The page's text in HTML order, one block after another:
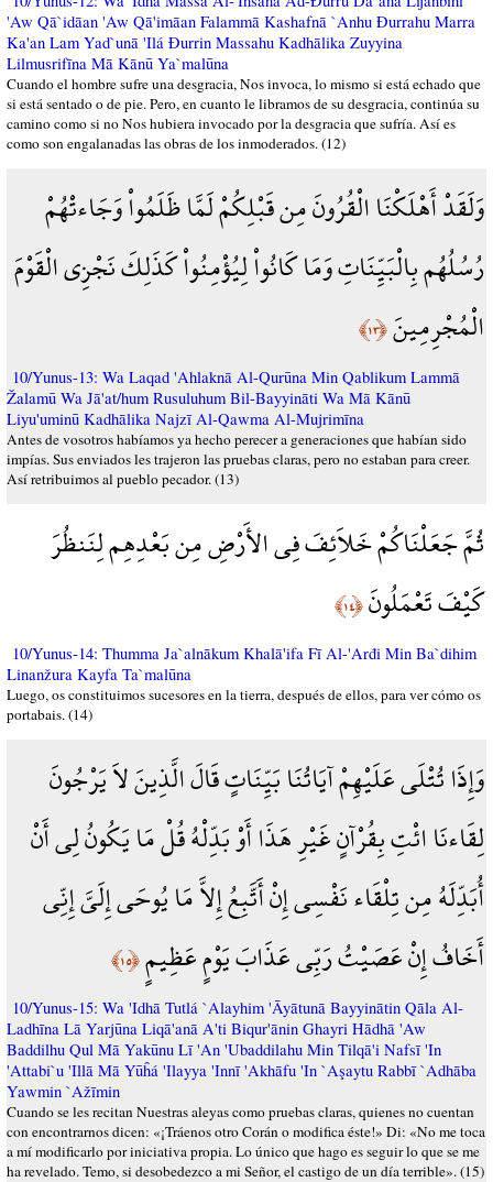
'Aw Qā`idāan 'Aw Qā'imāan Falammā Kashafnā `Anhu Đurrahu Marra
Ka'an Lam Yad`unā 'Ilá Đurrin Massahu Kadhālika Zuyyina
Lilmusrifīna Mā Kānū Ya`malūna
Cuando el hombre sufre una desgracia, Nos invoca, lo mismo si está echado que
si está sentado o de pie. Pero, en cuanto le libramos de su desgracia, continúa su
camino como si no Nos hubiera invocado por la desgracia que sufría. Así es
como son engalanadas las obras de los inmoderados. (12)
وَلَقَدْ أَهْلَكْنَا الْقُرُونَ مِن قَبْلِكُمْ لَمَّا ظَلَمُواْ وَجَاءتْهُمْ
رُسُلُهُم بِالْبَيِّنَاتِ وَمَا كَانُواْ لِيُؤْمِنُواْ كَذَلِكَ نَجْزِي الْقَوْمَ
الْمُجْرِمِينَ﴿١٣﴾
10/Yunus-13: Wa Laqad 'Ahlaknā Al-Qurūna Min Qablikum Lammā
Žalamū Wa Jā'at/hum Rusuluhum Bil-Bayyināti Wa Mā Kānū
Liyu'uminū Kadhālika Najzī Al-Qawma Al-Mujrimīna
Antes de vosotros habíamos ya hecho perecer a generaciones que habían sido
impías. Sus enviados les trajeron las pruebas claras, pero no estaban para creer.
Así retribuimos al pueblo pecador. (13)
ثُمَّ جَعَلْنَاكُمْ خَلاَئِفَ فِي الأَرْضِ مِن بَعْدِهِم لِنَنظُرَ
كَيْفَ تَعْمَلُونَ﴿١٤﴾
10/Yunus-14: Thumma Ja`alnākum Khalā'ifa Fī Al-'Arđi Min Ba`dihim
Linanžura Kayfa Ta`malūna
Luego, os constituimos sucesores en la tierra, después de ellos, para ver cómo os
portabais. (14)
وَإِذَا تُتْلَى عَلَيْهِمْ آيَاتُنَا بَيِّنَاتٍ قَالَ الَّذِينَ لاَ يَرْجُونَ
لِقَاءنَا ائْتِ بِقُرْآنٍ غَيْرِ هَذَا أَوْ بَدِّلْهُ قُلْ مَا يَكُونُ لِي أَنْ
أُبَدِّلَهُ مِن تِلْقَاء نَفْسِي إِنْ أَتَّبِعُ إِلاَّ مَا يُوحَى إِلَيَّ إِنِّي
أَخَافُ إِنْ عَصَيْتُ رَبِّي عَذَابَ يَوْمٍ عَظِيمٍ﴿١٥﴾
10/Yunus-15: Wa 'Idhā Tutlá `Alayhim 'Āyātunā Bayyinātin Qāla Al-
Ladhīna Lā Yarjūna Liqā'anā A'ti Biqur'ānin Ghayri Hādhā 'Aw
Baddilhu Qul Mā Yakūnu Lī 'An 'Ubaddilahu Min Tilqā'i Nafsī 'In
'Attabi`u 'Illā Mā Yūĥá 'Ilayya 'Innī 'Akhāfu 'In `Aşaytu Rabbī `Adhāba
Yawmin `Ažīmin
Cuando se les recitan Nuestras aleyas como pruebas claras, quienes no cuentan
con encontrarnos dicen: «¡Tráenos otro Corán o modifica éste!» Di: «No me toca
a mí modificarlo por iniciativa propia. Lo único que hago es seguir lo que se me
ha revelado. Temo, si desobedezco a mi Señor, el castigo de un día terrible». (15)